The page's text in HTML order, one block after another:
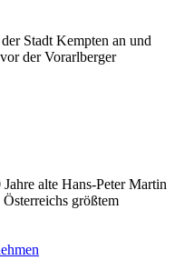
Stadt Kempten an und
der Vorarlberger
alte Hans-Peter Martin
größtem